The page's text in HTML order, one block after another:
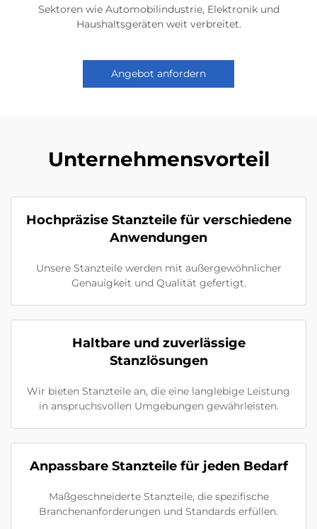
Sektoren wie Automobilindustrie, Elektronik und
Haushaltsgeräten weit verbreitet.
Angebot anfordern
Unternehmensvorteil
Hochpräzise Stanzteile für verschiedene
Anwendungen
Unsere Stanzteile werden mit außergewöhnlicher
Genauigkeit und Qualität gefertigt.
Haltbare und zuverlässige
Stanzlösungen
Wir bieten Stanzteile an, die eine langlebige Leistung
in anspruchsvollen Umgebungen gewährleisten.
Anpassbare Stanzteile für jeden Bedarf
Maßgeschneiderte Stanzteile, die spezifische
Branchenanforderungen und Standards erfüllen.